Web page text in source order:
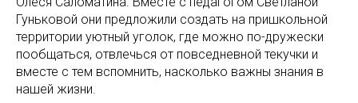
Гуньковой они предложили создать на пришкольной
территории уютный уголок, где можно по-дружески
пообщаться, отвлечься от повседневной текучки и
вместе с тем вспомнить, насколько важны знания в
нашей жизни.